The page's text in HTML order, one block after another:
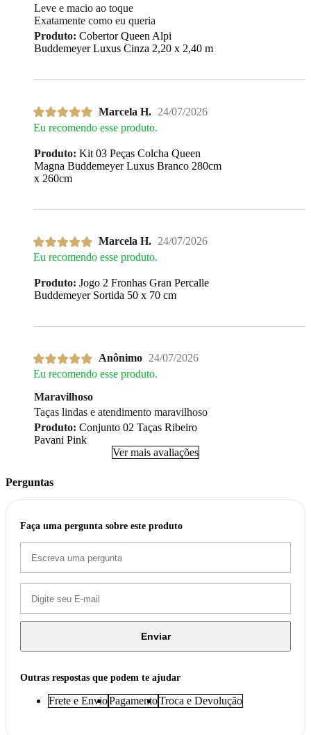
Leve e macio ao toque
Exatamente como eu queria
Produto: Cobertor Queen Alpi
Buddemeyer Luxus Cinza 2,20 x 2,40 m
Marcela H. 24/07/2026
Eu recomendo esse produto.
Produto: Kit 03 Peças Colcha Queen
Magna Buddemeyer Luxus Branco 280cm
x 260cm
Marcela H. 24/07/2026
Eu recomendo esse produto.
Produto: Jogo 2 Fronhas Gran Percalle
Buddemeyer Sortida 50 x 70 cm
Anônimo 24/07/2026
Eu recomendo esse produto.
Maravilhoso
Taças lindas e atendimento maravilhoso
Produto: Conjunto 02 Taças Ribeiro
Pavani Pink
Ver mais avaliações
Perguntas
Faça uma pergunta sobre este produto
Enviar
Outras respostas que podem te ajudar
Frete e EnvioPagamentoTroca e Devolução